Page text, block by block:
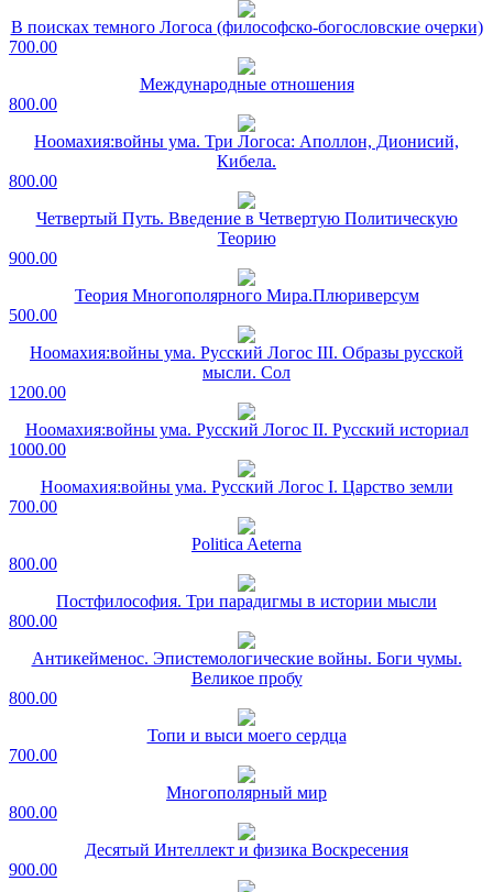
В поисках темного Логоса (философско-богословские очерки)
700.00
Международные отношения
800.00
Ноомахия:войны ума. Три Логоса: Аполлон, Дионисий,
Кибела.
800.00
Четвертый Путь. Введение в Четвертую Политическую
Теорию
900.00
Теория Многополярного Мира.Плюриверсум
500.00
Ноомахия:войны ума. Русский Логос III. Образы русской
мысли. Сол
1200.00
Ноомахия:войны ума. Русский Логос II. Русский историал
1000.00
Ноомахия:войны ума. Русский Логос I. Царство земли
700.00
Politica Aeterna
800.00
Постфилософия. Три парадигмы в истории мысли
800.00
Антикейменос. Эпистемологические войны. Боги чумы.
Великое пробу
800.00
Топи и выси моего сердца
700.00
Многополярный мир
800.00
Десятый Интеллект и физика Воскресения
900.00